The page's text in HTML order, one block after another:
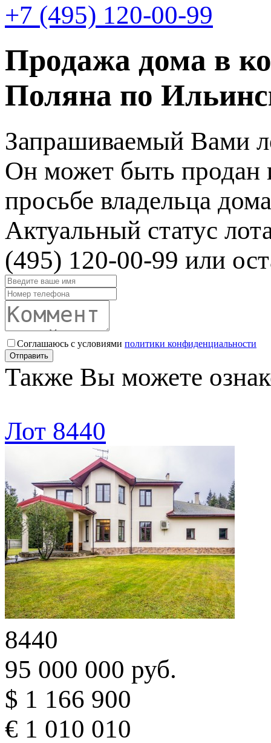
+7 (495) 120-00-99
Продажа дома в
Поляна по
Запрашиваемый Вами
Он может быть продан
просьбе владельца
Актуальный статус
(495) 120-00-99 или
Соглашаюсь с условиями политики конфиденциальности
Отправить
Также Вы можете
Лот 8440
8440
95 000 000 руб.
$ 1 166 900
€ 1 010 010